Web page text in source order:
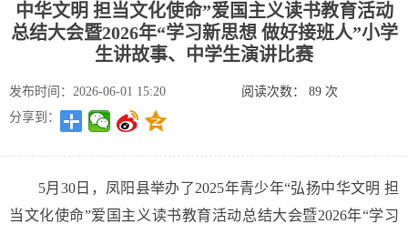
中华文明 担当文化使命”爱国主义读书教育活动
总结大会暨2026年“学习新思想 做好接班人”小学
生讲故事、中学生演讲比赛
发布时间：2026-06-01 15:20 阅读次数： 89次
分享到：
5月30日，凤阳县举办了2025年青少年“弘扬中华文明 担
当文化使命”爱国主义读书教育活动总结大会暨2026年“学习